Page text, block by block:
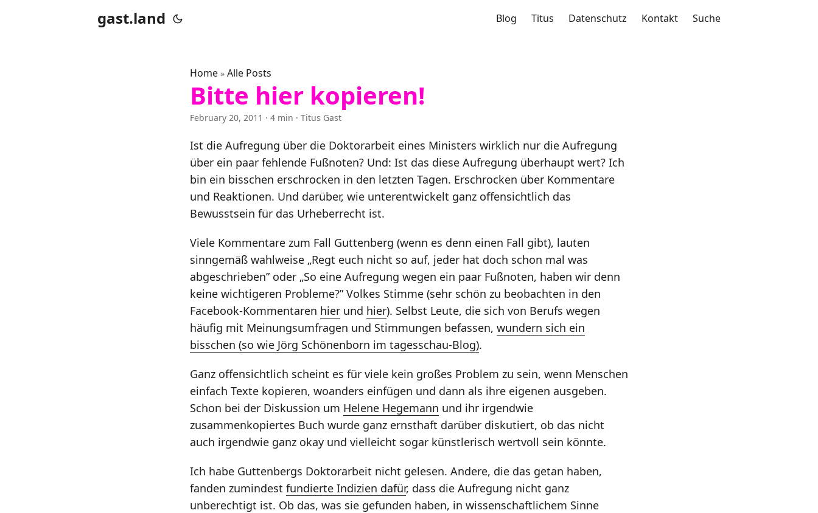
gast.land Blog Titus Datenschutz Kontakt Suche
Home » Alle Posts
Bitte hier kopieren!
February 20, 2011 · 4 min · Titus Gast
Ist die Aufregung über die Doktorarbeit eines Ministers wirklich nur die Aufregung
über ein paar fehlende Fußnoten? Und: Ist das diese Aufregung überhaupt wert? Ich
bin ein bisschen erschrocken in den letzten Tagen. Erschrocken über Kommentare
und Reaktionen. Und darüber, wie unterentwickelt ganz offensichtlich das
Bewusstsein für das Urheberrecht ist.
Viele Kommentare zum Fall Guttenberg (wenn es denn einen Fall gibt), lauten
sinngemäß wahlweise „Regt euch nicht so auf, jeder hat doch schon mal was
abgeschrieben” oder „So eine Aufregung wegen ein paar Fußnoten, haben wir denn
keine wichtigeren Probleme?” Volkes Stimme (sehr schön zu beobachten in den
Facebook-Kommentaren hier und hier). Selbst Leute, die sich von Berufs wegen
häufig mit Meinungsumfragen und Stimmungen befassen, wundern sich ein
bisschen (so wie Jörg Schönenborn im tagesschau-Blog).
Ganz offensichtlich scheint es für viele kein großes Problem zu sein, wenn Menschen
einfach Texte kopieren, woanders einfügen und dann als ihre eigenen ausgeben.
Schon bei der Diskussion um Helene Hegemann und ihr irgendwie
zusammenkopiertes Buch wurde ganz ernsthaft darüber diskutiert, ob das nicht
auch irgendwie ganz okay und vielleicht sogar künstlerisch wertvoll sein könnte.
Ich habe Guttenbergs Doktorarbeit nicht gelesen. Andere, die das getan haben,
fanden zumindest fundierte Indizien dafür, dass die Aufregung nicht ganz
unberechtigt ist. Ob das, was sie gefunden haben, in wissenschaftlichem Sinne